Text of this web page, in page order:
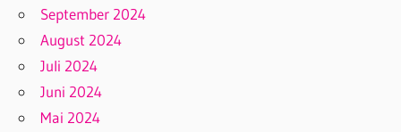
September 2024
August 2024
Juli 2024
Juni 2024
Mai 2024